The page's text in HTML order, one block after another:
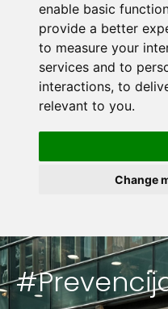
enable basic
provide a better
to measure your
services and to
interactions, to
relevant to you.
Change